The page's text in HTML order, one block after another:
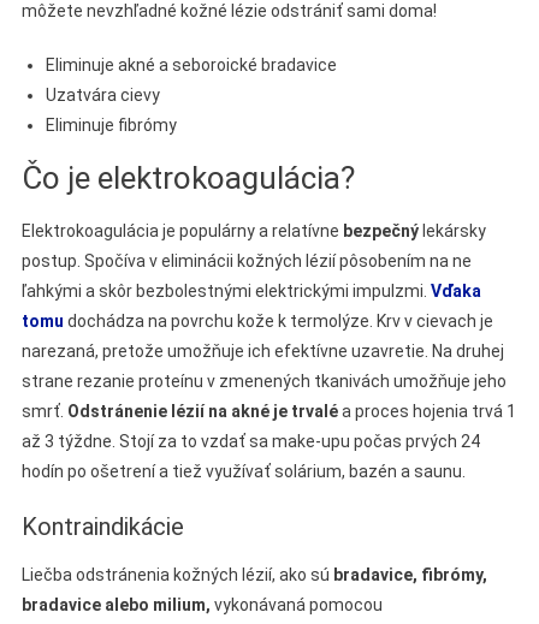
môžete nevzhľadné kožné lézie odstrániť sami doma!
Eliminuje akné a seboroické bradavice
Uzatvára cievy
Eliminuje fibrómy
Čo je elektrokoagulácia?
Elektrokoagulácia je populárny a relatívne bezpečnýlekársky
postup. Spočíva v eliminácii kožných lézií pôsobením na ne
ľahkými a skôr bezbolestnými elektrickými impulzmi. Vďaka
tomu dochádza na povrchu kože k termolýze. Krv v cievach je
narezaná, pretože umožňuje ich efektívne uzavretie. Na druhej
strane rezanie proteínu v zmenených tkanivách umožňuje jeho
smrť. Odstránenie lézií na akné je trvaléa proces hojenia trvá 1
až 3 týždne. Stojí za to vzdať sa make-upu počas prvých 24
hodín po ošetrení a tiež využívať solárium, bazén a saunu.
Kontraindikácie
Liečba odstránenia kožných lézií, ako sú bradavice, fibrómy,
bradavice alebo milium, vykonávaná pomocou